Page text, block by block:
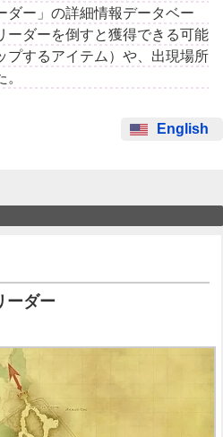
ダー」の詳細情報データベー
ーダーを倒すと獲得できる可能
プするアイテム）や、出現場所
English
ーダー